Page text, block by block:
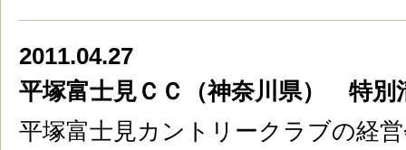
2011.04.27
平塚富士見ＣＣ（神奈川県） 特別
平塚富士見カントリークラブの経